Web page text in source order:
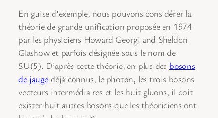
En guise d’exemple, nous pouvons considérer la
théorie de grande unification proposée en 1974
par les physiciens Howard Georgi and Sheldon
Glashow et parfois désignée sous le nom de
SU(5). D’après cette théorie, en plus des bosons
de jauge déjà connus, le photon, les trois bosons
vecteurs intermédiaires et les huit gluons, il doit
exister huit autres bosons que les théoriciens ont